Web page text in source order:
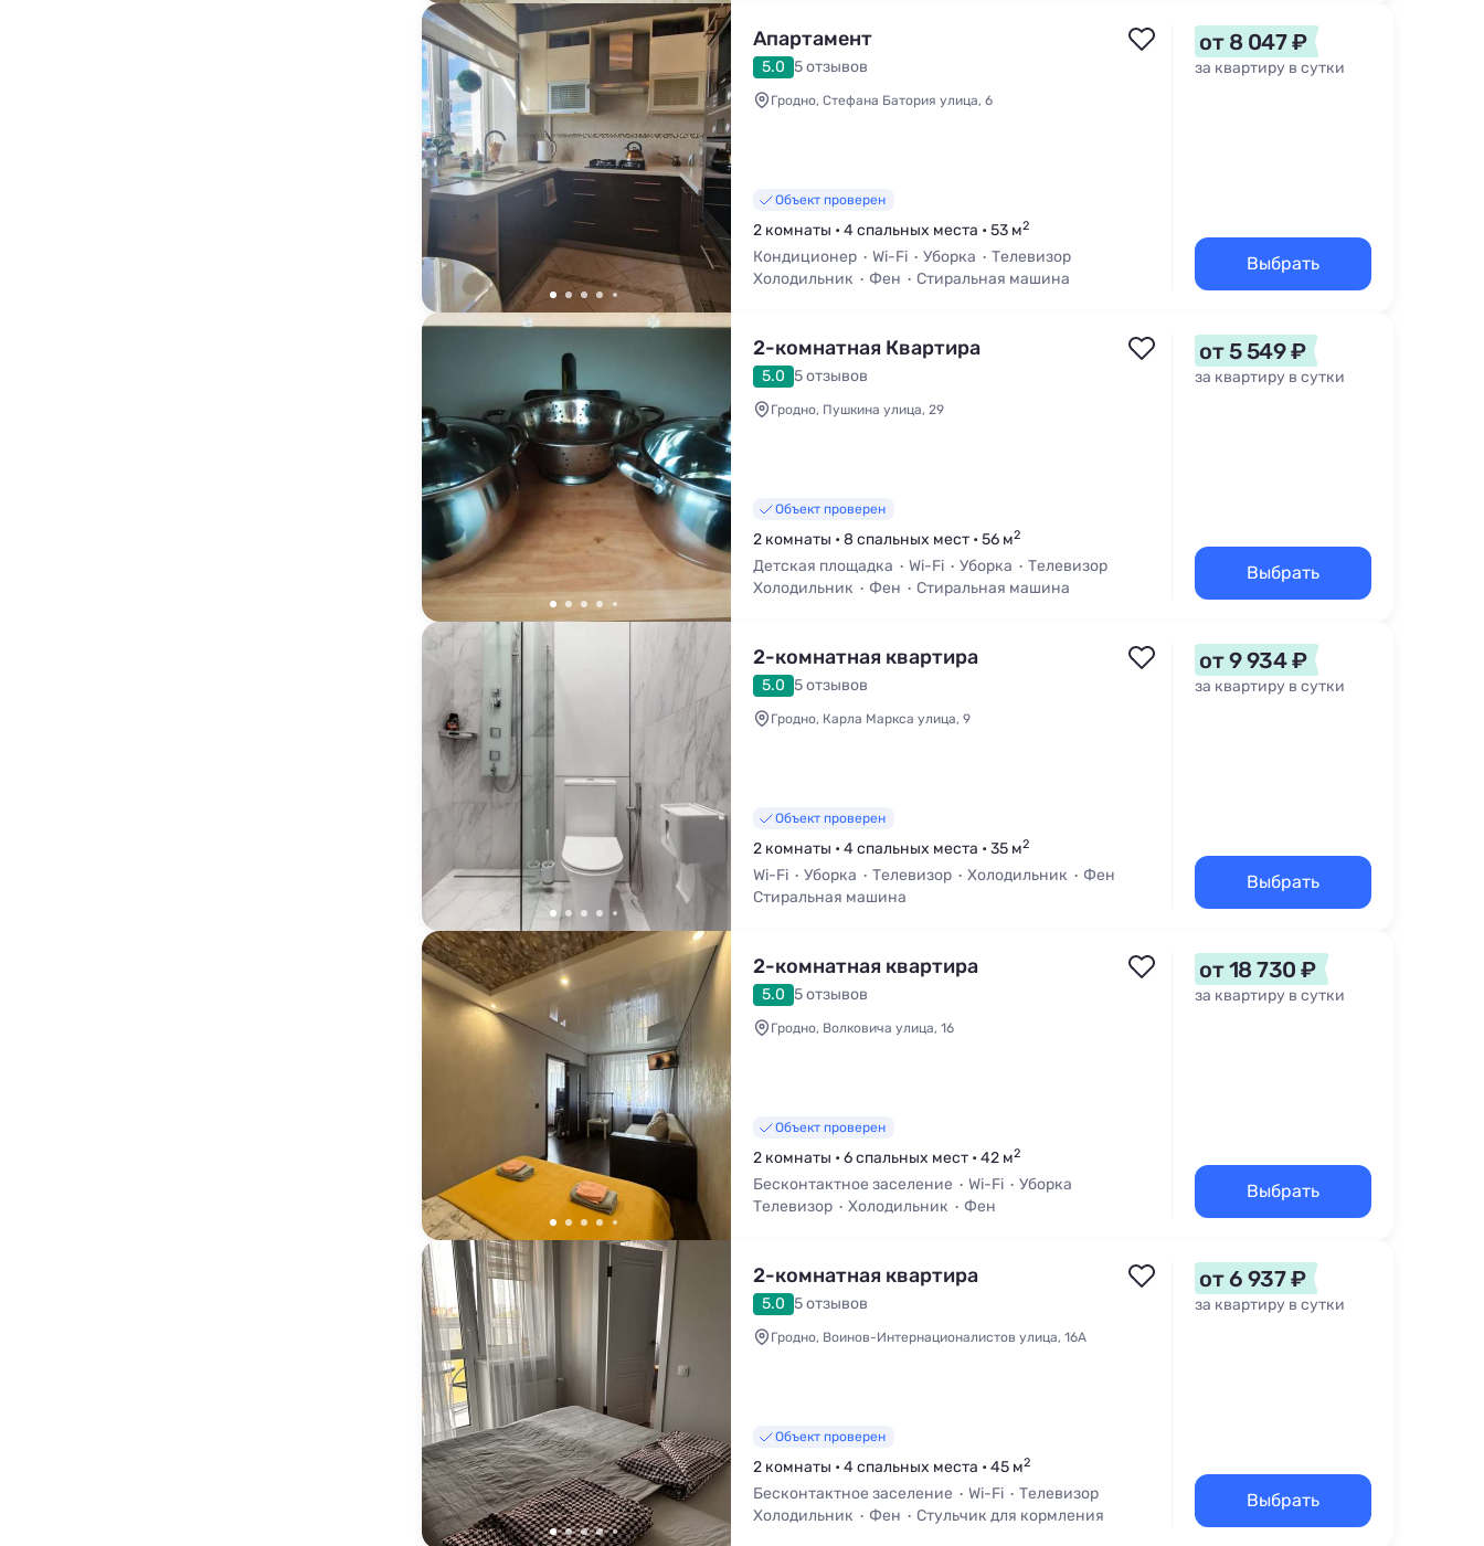
Апартамент
5.0 5 отзывов
Гродно, Стефана Батория улица, 6
Объект проверен
2 комнаты • 4 спальных места • 53 м2
Кондиционер Wi-Fi Уборка
Телевизор
Холодильник
Фен Стиральная машина
от 8 047 ₽
за квартиру в сутки
Выбрать
2-комнатная Квартира
5.0 5 отзывов
Гродно, Пушкина улица, 29
Объект проверен
2 комнаты • 8 спальных мест • 56 м2
Детская площадка Wi-Fi Уборка
Телевизор
Холодильник
Фен Стиральная машина
от 5 549 ₽
за квартиру в сутки
Выбрать
2-комнатная квартира
5.0 5 отзывов
Гродно, Карла Маркса улица, 9
Объект проверен
2 комнаты • 4 спальных места • 35 м2
Wi-Fi Уборка Телевизор Холодильник
Фен
Стиральная машина
от 9 934 ₽
за квартиру в сутки
Выбрать
2-комнатная квартира
5.0 5 отзывов
Гродно, Волковича улица, 16
Объект проверен
2 комнаты • 6 спальных мест • 42 м2
Бесконтактное заселение Wi-Fi
Уборка
Телевизор
Холодильник Фен
от 18 730 ₽
за квартиру в сутки
Выбрать
2-комнатная квартира
5.0 5 отзывов
Гродно, Воинов-Интернационалистов улица, 16А
Объект проверен
2 комнаты • 4 спальных места • 45 м2
Бесконтактное заселение Wi-Fi
Телевизор
Холодильник
Фен
Стульчик для кормления
от 6 937 ₽
за квартиру в сутки
Выбрать